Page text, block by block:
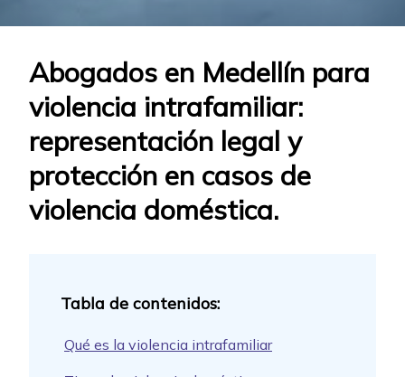
Abogados en Medellín para
violencia intrafamiliar:
representación legal y
protección en casos de
violencia doméstica.
Qué es la violencia intrafamiliar